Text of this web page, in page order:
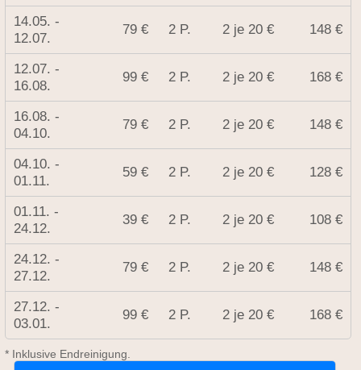
14.05. -
12.07.
79 € 2 P. 2 je 20 € 148 €
12.07. -
16.08.
99 € 2 P. 2 je 20 € 168 €
16.08. -
04.10.
79 € 2 P. 2 je 20 € 148 €
04.10. -
01.11.
59 € 2 P. 2 je 20 € 128 €
01.11. -
24.12.
39 € 2 P. 2 je 20 € 108 €
24.12. -
27.12.
79 € 2 P. 2 je 20 € 148 €
27.12. -
03.01.
99 € 2 P. 2 je 20 € 168 €
* Inklusive Endreinigung.